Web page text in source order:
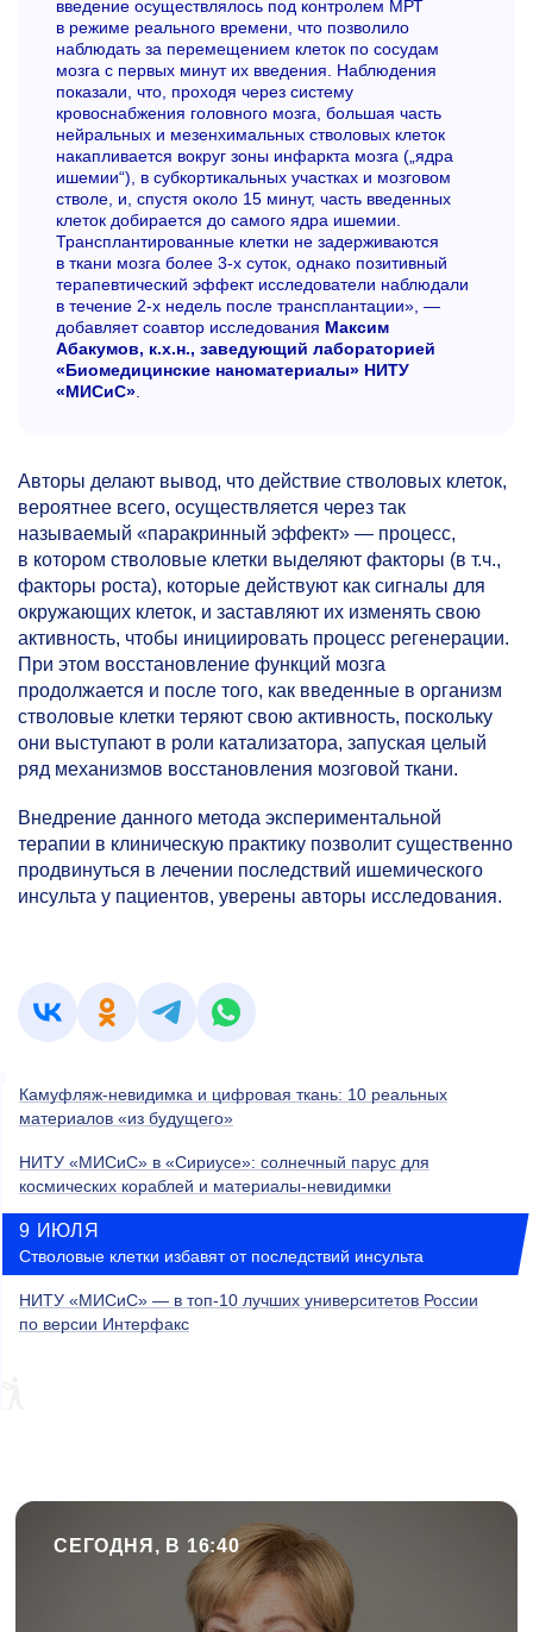
введение осуществлялось под контролем МРТ
в режиме реального времени, что позволило
наблюдать за перемещением клеток по сосудам
мозга с первых минут их введения. Наблюдения
показали, что, проходя через систему
кровоснабжения головного мозга, большая часть
нейральных и мезенхимальных стволовых клеток
накапливается вокруг зоны инфаркта мозга („ядра
ишемии“), в субкортикальных участках и мозговом
стволе, и, спустя около 15 минут, часть введенных
клеток добирается до самого ядра ишемии.
Трансплантированные клетки не задерживаются
в ткани мозга более 3-х суток, однако позитивный
терапевтический эффект исследователи наблюдали
в течение 2-х недель после трансплантации», —
добавляет соавтор исследования Максим
Абакумов, к.х.н., заведующий лабораторией
«Биомедицинские наноматериалы» НИТУ
«МИСиС»
Авторы делают вывод, что действие стволовых клеток,
вероятнее всего, осуществляется через так
называемый «паракринный эффект» — процесс,
в котором стволовые клетки выделяют факторы (в т.ч.,
факторы роста), которые действуют как сигналы для
окружающих клеток, и заставляют их изменять свою
активность, чтобы инициировать процесс регенерации.
При этом восстановление функций мозга
продолжается и после того, как введенные в организм
стволовые клетки теряют свою активность, поскольку
они выступают в роли катализатора, запуская целый
ряд механизмов восстановления мозговой ткани.
Внедрение данного метода экспериментальной
терапии в клиническую практику позволит существенно
продвинуться в лечении последствий ишемического
инсульта у пациентов, уверены авторы исследования.
Камуфляж-невидимка и цифровая ткань: 10 реальных
материалов «из будущего»
НИТУ «МИСиС» в «Сириусе»: солнечный парус для
космических кораблей и материалы-невидимки
9 ИЮЛЯ
Стволовые клетки избавят от последствий инсульта
НИТУ «МИСиС» — в топ-10 лучших университетов России
по версии Интерфакс
СЕГОДНЯ, В 16:40